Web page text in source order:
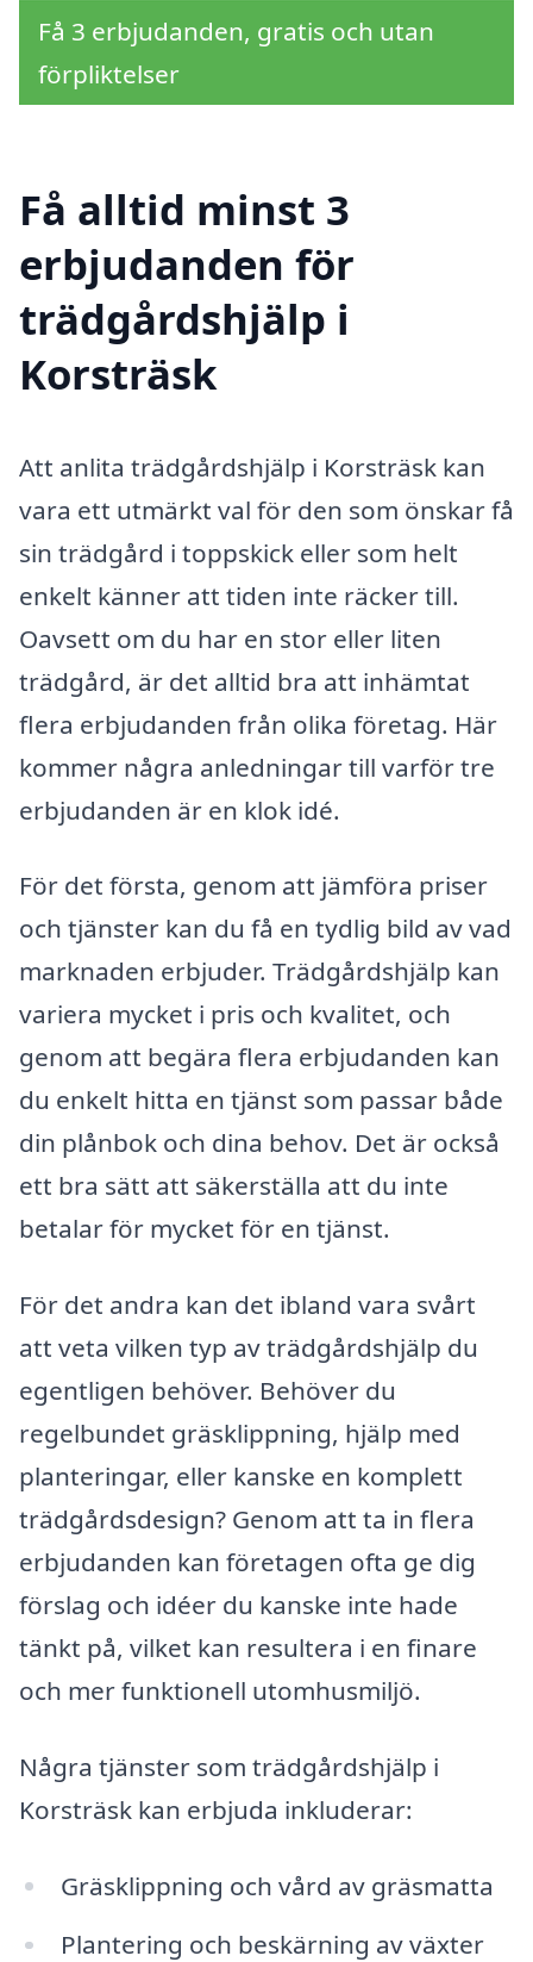
Få 3 erbjudanden, gratis och utan
förpliktelser
Få alltid minst 3
erbjudanden för
trädgårdshjälp i
Korsträsk
Att anlita trädgårdshjälp i Korsträsk kan
vara ett utmärkt val för den som önskar få
sin trädgård i toppskick eller som helt
enkelt känner att tiden inte räcker till.
Oavsett om du har en stor eller liten
trädgård, är det alltid bra att inhämtat
flera erbjudanden från olika företag. Här
kommer några anledningar till varför tre
erbjudanden är en klok idé.
För det första, genom att jämföra priser
och tjänster kan du få en tydlig bild av vad
marknaden erbjuder. Trädgårdshjälp kan
variera mycket i pris och kvalitet, och
genom att begära flera erbjudanden kan
du enkelt hitta en tjänst som passar både
din plånbok och dina behov. Det är också
ett bra sätt att säkerställa att du inte
betalar för mycket för en tjänst.
För det andra kan det ibland vara svårt
att veta vilken typ av trädgårdshjälp du
egentligen behöver. Behöver du
regelbundet gräsklippning, hjälp med
planteringar, eller kanske en komplett
trädgårdsdesign? Genom att ta in flera
erbjudanden kan företagen ofta ge dig
förslag och idéer du kanske inte hade
tänkt på, vilket kan resultera i en finare
och mer funktionell utomhusmiljö.
Några tjänster som trädgårdshjälp i
Korsträsk kan erbjuda inkluderar:
Gräsklippning och vård av gräsmatta
Plantering och beskärning av växter